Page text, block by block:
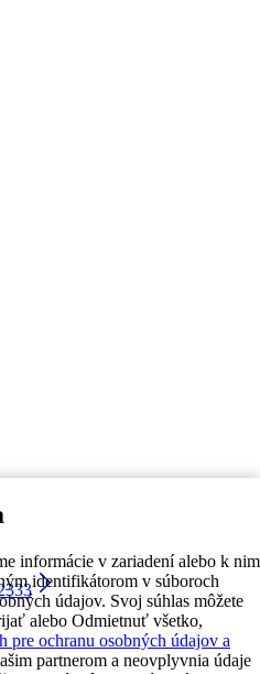
informácie v zariadení alebo k nim
identifikátorom v súboroch
údajov. Svoj súhlas môžete
alebo Odmietnuť všetko,
pre ochranu osobných údajov a
partnerom a neovplyvnia údaje